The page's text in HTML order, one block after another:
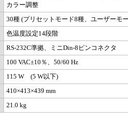
カラー調整
30種 (プリセットモード8種、ユーザーモ
色温度設定14段階
RS-232C準拠、ミニDin-8ピンコネクタ
100 VAC±10％、50/60 Hz
115 W (5 W以下)
410×413×439 mm
21.0 kg